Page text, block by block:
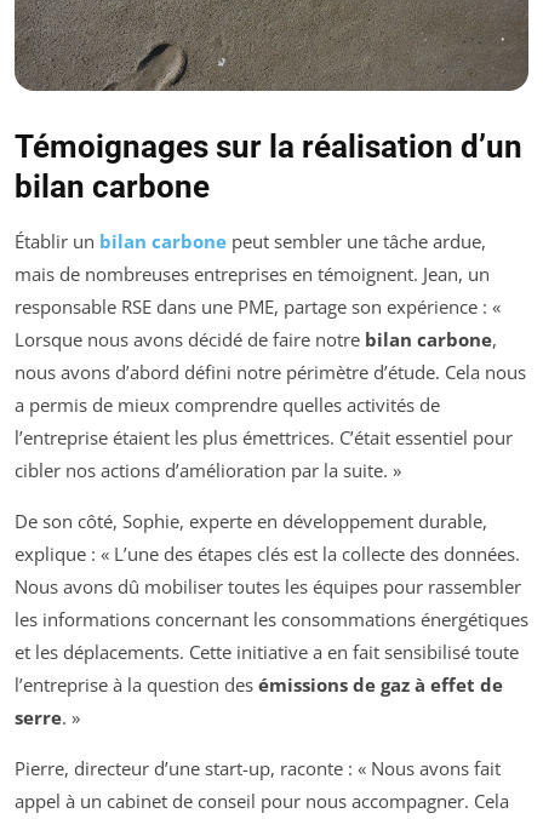
Témoignages sur la réalisation d’un
bilan carbone
Établir un bilan carbone peut sembler une tâche ardue,
mais de nombreuses entreprises en témoignent. Jean, un
responsable RSE dans une PME, partage son expérience : «
Lorsque nous avons décidé de faire notre bilan carbone,
nous avons d’abord défini notre périmètre d’étude. Cela nous
a permis de mieux comprendre quelles activités de
l’entreprise étaient les plus émettrices. C’était essentiel pour
cibler nos actions d’amélioration par la suite. »
De son côté, Sophie, experte en développement durable,
explique : « L’une des étapes clés est la collecte des données.
Nous avons dû mobiliser toutes les équipes pour rassembler
les informations concernant les consommations énergétiques
et les déplacements. Cette initiative a en fait sensibilisé toute
l’entreprise à la question des émissions de gaz à effet de
serre. »
Pierre, directeur d’une start-up, raconte : « Nous avons fait
appel à un cabinet de conseil pour nous accompagner. Cela